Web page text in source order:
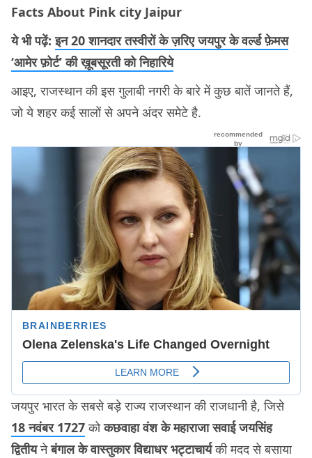
Facts About Pink city Jaipur
ये भी पढ़ें: इन 20 शानदार तस्वीरों के ज़रिए जयपुर के वर्ल्ड फ़ेमस
‘आमेर फ़ोर्ट’ की ख़ूबसूरती को निहारिये
आइए, राजस्थान की इस गुलाबी नगरी के बारे में कुछ बातें जानते हैं,
जो ये शहर कई सालों से अपने अंदर समेटे है.
जयपुर भारत के सबसे बड़े राज्य राजस्थान की राजधानी है, जिसे
18 नवंबर 1727कोकछवाहा वंश के महाराजा सवाई जयसिंह
द्वितीयनेबंगाल के वास्तुकार विद्याधर भट्टाचार्यकी मदद से बसाया